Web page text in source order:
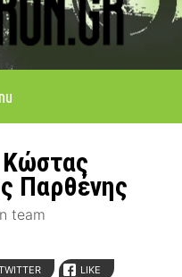
Κώστας
Παρθένης
team
LIKE